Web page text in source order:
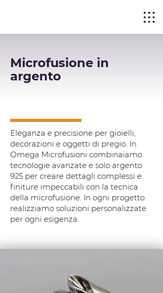
Microfusione in
argento
Eleganza e precisione per gioielli,
decorazioni e oggetti di pregio. In
Omega Microfusioni combinaiamo
tecnologie avanzate e solo argento
925 per creare dettagli complessi e
finiture impeccabili con la tecnica
della microfusione. In ogni progetto
realizziamo soluzioni personalizzate
per ogni esigenza.